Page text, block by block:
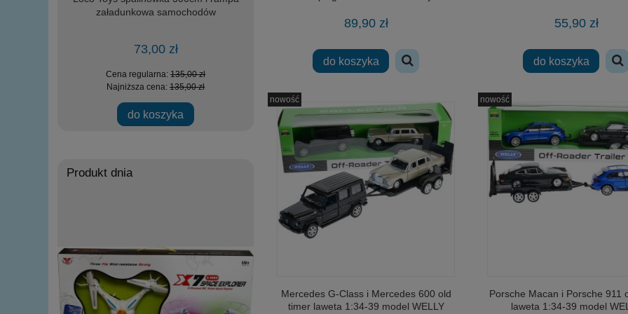
załadunkowa samochodów
73,00 zł
Cena regularna: 135,00 zł
Najniższa cena: 135,00 zł
do koszyka
29,00 zł
Cena regularna:49,00 zł
powiadom o dostępności
39,99 zł
Cena regularna:58,00 zł
powiadom o dostępności
Produkt dnia
89,90 zł
do koszyka
55,90 zł
do koszyka
Mercedes G-Class i Mercedes 600 old
timer laweta 1:34-39 model WELLY
nowość
Porsche Macan i Porsche 911
laweta 1:34-39 model
nowość